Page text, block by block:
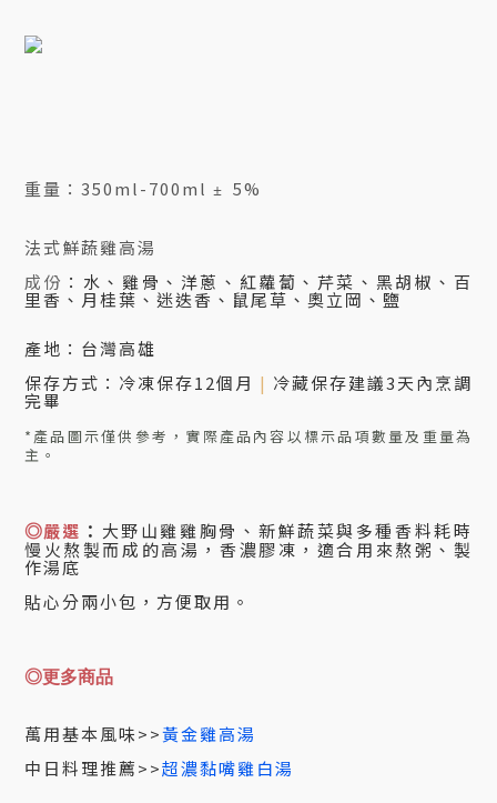
重量： 350ml-700ml ± 5%
法式鮮蔬雞高湯
成份 ：水、雞骨、洋蔥、紅蘿蔔、芹菜、黑胡椒、百
里香、月桂葉、迷迭香、鼠尾草、奧立岡、鹽
產地：台灣高雄
保存方式：冷凍保存12個月 | 冷藏保存建議3天內烹調
完畢
*產品圖示僅供參考，實際產品內容以標示品項數量及重量為
主。
◎嚴選 ： 大野山雞雞胸骨 、新鮮蔬菜與多種香料耗時
慢火熬製而成的高湯 ， 香濃膠凍，適合用來熬粥、製
作湯底
貼心分兩小包，方便取用。
◎更多商品
萬用基本風味>>黃金雞高湯
中日料理推薦>>超濃黏嘴雞白湯